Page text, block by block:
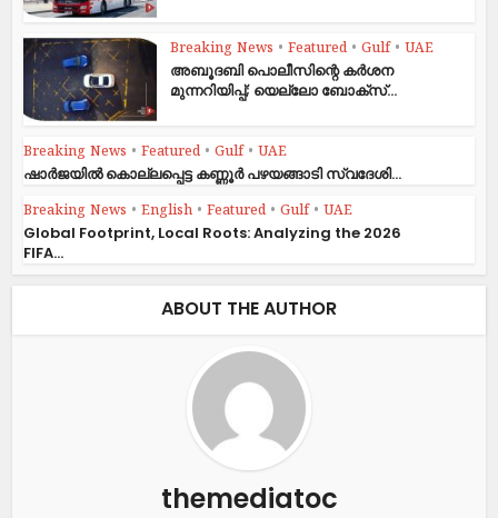
Breaking News • Featured • Gulf • UAE
അബൂദബി പൊലീസിന്റെ കർശന
മുന്നറിയിപ്പ്; യെല്ലോ ബോക്സ്...
Breaking News • Featured • Gulf • UAE
ഷാര്‍ജയില്‍ കൊല്ലപ്പെട്ട കണ്ണൂര്‍ പഴയങ്ങാടി സ്വദേശി...
Breaking News • English • Featured • Gulf • UAE
Global Footprint, Local Roots: Analyzing the 2026
FIFA...
ABOUT THE AUTHOR
themediatoc